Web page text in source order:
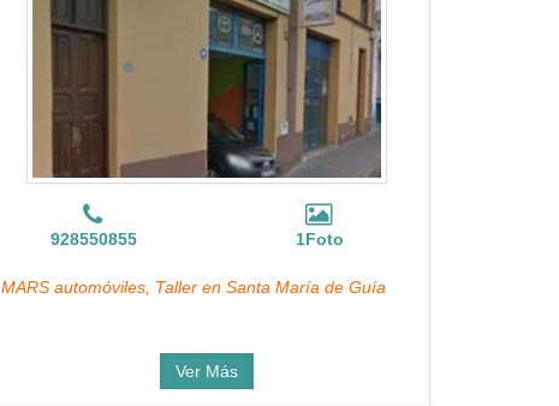
928550855 1Foto
MARS automóviles, Taller en Santa María de Guía
Ver Más